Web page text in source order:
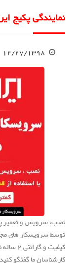
نمایندگی پکیج
۱۲/۲۷/۱۳۹۸
نصب، سرویس و تعمیر
توسط سرویسکار های
کیفیت
کارشناسان ما گفتگو